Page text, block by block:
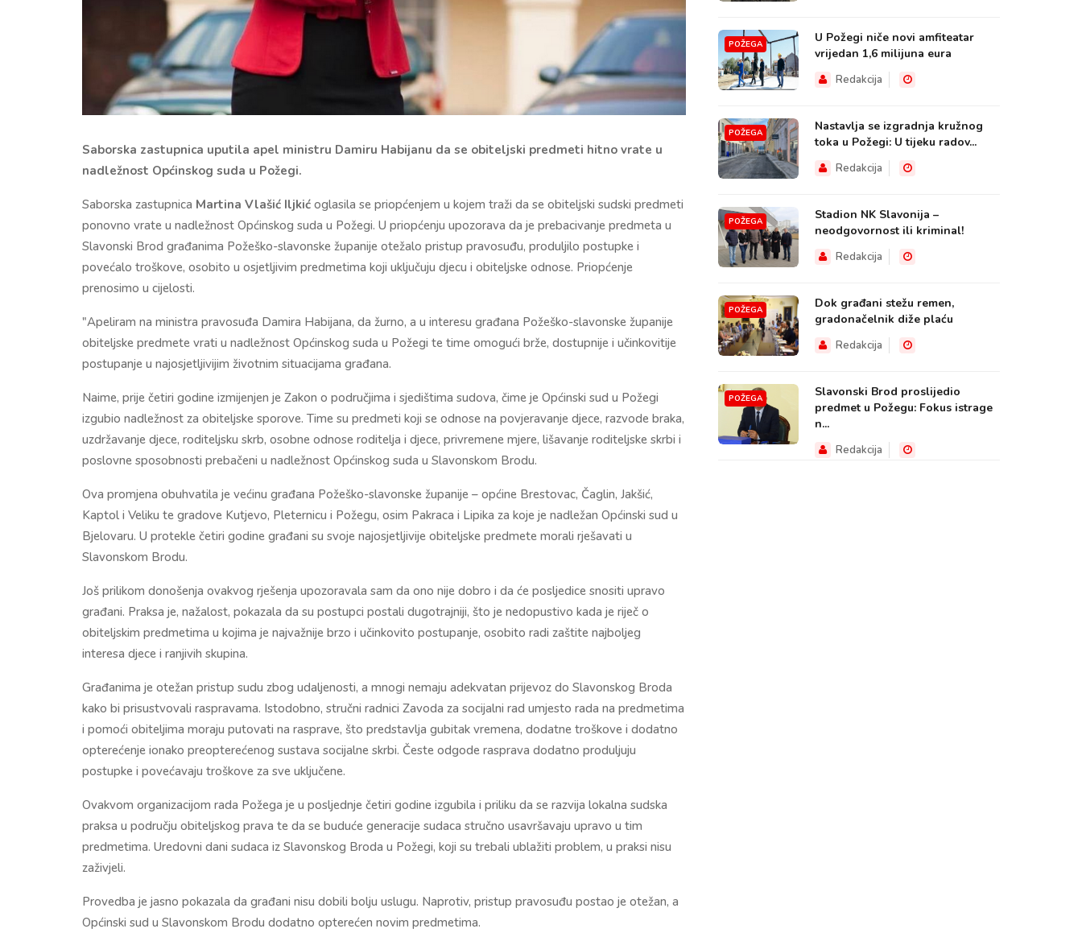
Saborska zastupnica uputila apel ministru Damiru Habijanu da se obiteljski predmeti hitno vrate u
nadležnost Općinskog suda u Požegi.
Saborska zastupnica Martina Vlašić Iljkić oglasila se priopćenjem u kojem traži da se obiteljski sudski predmeti
ponovno vrate u nadležnost Općinskog suda u Požegi. U priopćenju upozorava da je prebacivanje predmeta u
Slavonski Brod građanima Požeško-slavonske županije otežalo pristup pravosuđu, produljilo postupke i
povećalo troškove, osobito u osjetljivim predmetima koji uključuju djecu i obiteljske odnose. Priopćenje
prenosimo u cijelosti.
"Apeliram na ministra pravosuđa Damira Habijana, da žurno, a u interesu građana Požeško-slavonske županije
obiteljske predmete vrati u nadležnost Općinskog suda u Požegi te time omogući brže, dostupnije i učinkovitije
postupanje u najosjetljivijim životnim situacijama građana.
Naime, prije četiri godine izmijenjen je Zakon o područjima i sjedištima sudova, čime je Općinski sud u Požegi
izgubio nadležnost za obiteljske sporove. Time su predmeti koji se odnose na povjeravanje djece, razvode braka,
uzdržavanje djece, roditeljsku skrb, osobne odnose roditelja i djece, privremene mjere, lišavanje roditeljske skrbi i
poslovne sposobnosti prebačeni u nadležnost Općinskog suda u Slavonskom Brodu.
Ova promjena obuhvatila je većinu građana Požeško-slavonske županije – općine Brestovac, Čaglin, Jakšić,
Kaptol i Veliku te gradove Kutjevo, Pleternicu i Požegu, osim Pakraca i Lipika za koje je nadležan Općinski sud u
Bjelovaru. U protekle četiri godine građani su svoje najosjetljivije obiteljske predmete morali rješavati u
Slavonskom Brodu.
Još prilikom donošenja ovakvog rješenja upozoravala sam da ono nije dobro i da će posljedice snositi upravo
građani. Praksa je, nažalost, pokazala da su postupci postali dugotrajniji, što je nedopustivo kada je riječ o
obiteljskim predmetima u kojima je najvažnije brzo i učinkovito postupanje, osobito radi zaštite najboljeg
interesa djece i ranjivih skupina.
Građanima je otežan pristup sudu zbog udaljenosti, a mnogi nemaju adekvatan prijevoz do Slavonskog Broda
kako bi prisustvovali raspravama. Istodobno, stručni radnici Zavoda za socijalni rad umjesto rada na predmetima
i pomoći obiteljima moraju putovati na rasprave, što predstavlja gubitak vremena, dodatne troškove i dodatno
opterećenje ionako preopterećenog sustava socijalne skrbi. Česte odgode rasprava dodatno produljuju
postupke i povećavaju troškove za sve uključene.
Ovakvom organizacijom rada Požega je u posljednje četiri godine izgubila i priliku da se razvija lokalna sudska
praksa u području obiteljskog prava te da se buduće generacije sudaca stručno usavršavaju upravo u tim
predmetima. Uredovni dani sudaca iz Slavonskog Broda u Požegi, koji su trebali ublažiti problem, u praksi nisu
zaživjeli.
Provedba je jasno pokazala da građani nisu dobili bolju uslugu. Naprotiv, pristup pravosuđu postao je otežan, a
Općinski sud u Slavonskom Brodu dodatno opterećen novim predmetima.
POŽEGA
U Požegi niče novi amfiteatar
vrijedan 1,6 milijuna eura
Redakcija
POŽEGA
Nastavlja se izgradnja kružnog
toka u Požegi: U tijeku radov...
Redakcija
POŽEGA
Stadion NK Slavonija –
neodgovornost ili kriminal!
Redakcija
POŽEGA
Dok građani stežu remen,
gradonačelnik diže plaću
Redakcija
POŽEGA
Slavonski Brod proslijedio
predmet u Požegu: Fokus istrage
n...
Redakcija